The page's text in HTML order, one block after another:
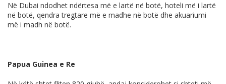
Në Dubai ndodhet ndërtesa më e lartë në botë, hoteli më i lartë
në botë, qendra tregtare më e madhe në botë dhe akuariumi
më i madh në botë.
Papua Guinea e Re